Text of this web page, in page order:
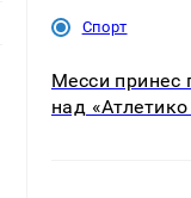
Спорт
Месси принес
над